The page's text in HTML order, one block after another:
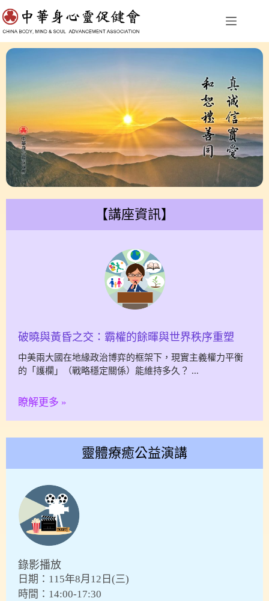
【講座資訊】
破曉與黃昏之交：霸權的餘暉與世界秩序重塑
中美兩大國在地緣政治博弈的框架下，現實主義權力平衡
的「護欄」（戰略穩定關係）能維持多久？
瞭解更多 »
靈體療癒公益演講
錄影播放
日期：115年8月12日(三)
時間：14:00-17:30